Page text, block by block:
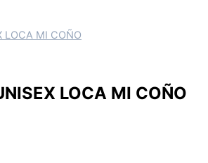
LOCA MI COÑO